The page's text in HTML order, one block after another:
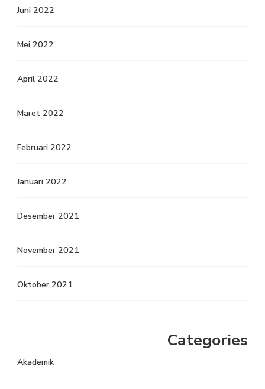
Juni 2022
Mei 2022
April 2022
Maret 2022
Februari 2022
Januari 2022
Desember 2021
November 2021
Oktober 2021
Categories
Akademik